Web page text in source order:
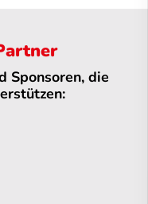
Sponsoren, die